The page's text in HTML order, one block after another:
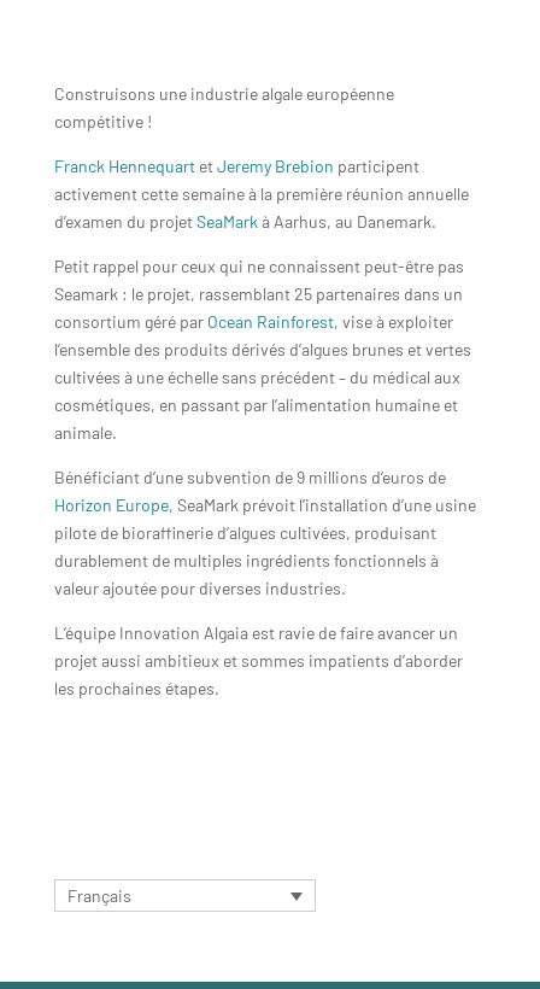
Construisons une industrie algale européenne
compétitive !
Franck Hennequart etJeremy Brebion participent
activement cette semaine à la première réunion annuelle
d’examen du projetSeaMark à Aarhus, au Danemark.
Petit rappel pour ceux qui ne connaissent peut-être pas
Seamark : le projet, rassemblant 25 partenaires dans un
consortium géré par Ocean Rainforest, vise à exploiter
l’ensemble des produits dérivés d’algues brunes et vertes
cultivées à une échelle sans précédent – du médical aux
cosmétiques, en passant par l’alimentation humaine et
animale.
Bénéficiant d’une subvention de 9 millions d’euros de
Horizon Europe, SeaMark prévoit l’installation d’une usine
pilote de bioraffinerie d’algues cultivées, produisant
durablement de multiples ingrédients fonctionnels à
valeur ajoutée pour diverses industries.
L’équipe Innovation Algaia est ravie de faire avancer un
projet aussi ambitieux et sommes impatients d’aborder
les prochaines étapes.
Français